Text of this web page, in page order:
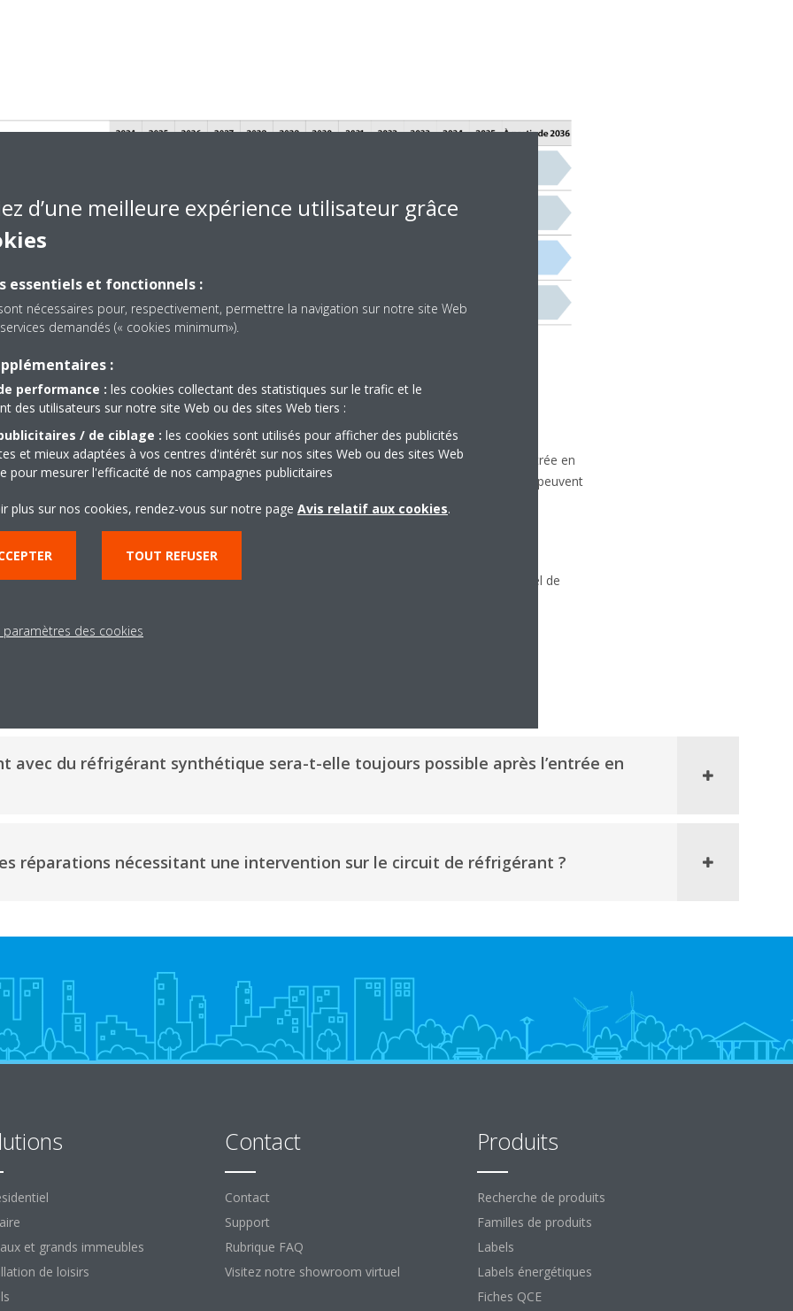
restent possibles pendant toute la durée de vie de l’équipement, même après entrée en
la réglementation F-Gas révisée. Les interventions nécessaires sur le circuit de réfrigérant peuvent
ou retraité.​
de rechange et le support après-vente seront maintenus pour toutes les unités installées.
pour les réparations et les recharges, avec prise en compte des limites globales de potentiel de
indiquées ci-avant
avec du réfrigérant synthétique sera-t-elle toujours possible après l’entrée en
réparations nécessitant une intervention sur le circuit de réfrigérant ?
et grands immeubles
de loisirs
Contact
Contact
Support
Rubrique FAQ
Visitez notre showroom virtuel
Produits
Recherche de produits
Familles de produits
Labels
Labels énergétiques
Fiches QCE
d’une meilleure expérience utilisateur grâce
essentiels et fonctionnels :
nécessaires pour, respectivement, permettre la navigation sur notre site Web
demandés (« cookies minimum»).
:
performance : les cookies collectant des statistiques sur le trafic et le
des utilisateurs sur notre site Web ou des sites Web tiers :
/ de ciblage : les cookies sont utilisés pour afficher des publicités
et mieux adaptées à vos centres d'intérêt sur nos sites Web ou des sites Web
pour mesurer l'efficacité de nos campagnes publicitaires
plus sur nos cookies, rendez-vous sur notre page Avis relatif aux cookies.
TOUT REFUSER
paramètres des cookies